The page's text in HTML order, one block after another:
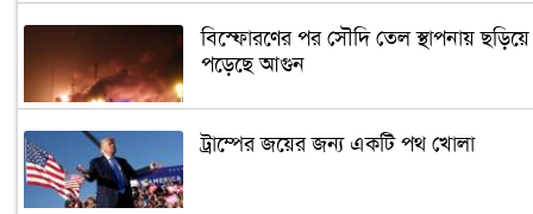
বিস্ফোরণের পর সৌদি তেল স্থাপনায় ছড়িয়ে
পড়েছে আগুন
ট্রাম্পের জয়ের জন্য একটি পথ খোলা